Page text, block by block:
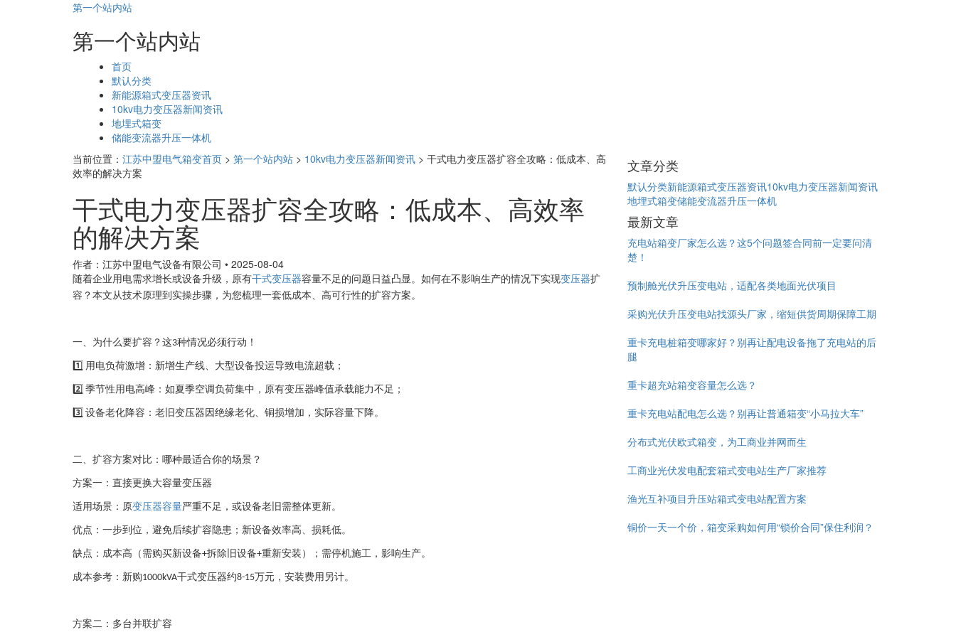
第一个站内站
第一个站内站
首页
默认分类
新能源箱式变压器资讯
10kv电力变压器新闻资讯
地埋式箱变
储能变流器升压一体机
当前位置： 江苏中盟电气箱变首页 > 第一个站内站 > 10kv电力变压器新闻资讯 > 干式电力变压器扩容全攻略：低成本、高
效率的解决方案​
干式电力变压器扩容全攻略：低成本、高效率
的解决方案​
作者：江苏中盟电气设备有限公司 • 2025-08-04
随着企业用电需求增长或设备升级，原有干式变压器容量不足的问题日益凸显。如何在不影响生产的情况下实现变压器扩
容？本文从技术原理到实操步骤，为您梳理一套低成本、高可行性的扩容方案。
一、为什么要扩容？这3种情况必须行动！
1️⃣ 用电负荷激增 ：新增生产线、大型设备投运导致电流超载；
2️⃣ 季节性用电高峰 ：如夏季空调负荷集中，原有变压器峰值承载能力不足；
3️⃣ 设备老化降容 ：老旧变压器因绝缘老化、铜损增加，实际容量下降。
二、扩容方案对比：哪种最适合你的场景？
方案一：直接更换大容量变压器
适用场景 ：原变压器容量严重不足，或设备老旧需整体更新。
优点 ：一步到位，避免后续扩容隐患；新设备效率高、损耗低。
缺点 ：成本高（需购买新设备+拆除旧设备+重新安装）；需停机施工，影响生产。
成本参考 ：新购1000kVA干式变压器约8-15万元，安装费用另计。
方案二：多台并联扩容
文章分类
默认分类新能源箱式变压器资讯10kv电力变压器新闻资讯
地埋式箱变储能变流器升压一体机
最新文章
充电站箱变厂家怎么选？这5个问题签合同前一定要问清
楚！
预制舱光伏升压变电站，适配各类地面光伏项目
采购光伏升压变电站找源头厂家，缩短供货周期保障工期
重卡充电桩箱变哪家好？别再让配电设备拖了充电站的后
腿
重卡超充站箱变容量怎么选？
重卡充电站配电怎么选？别再让普通箱变“小马拉大车”
分布式光伏欧式箱变，为工商业并网而生
工商业光伏发电配套箱式变电站生产厂家推荐
渔光互补项目升压站箱式变电站配置方案
铜价一天一个价，箱变采购如何用“锁价合同”保住利润？